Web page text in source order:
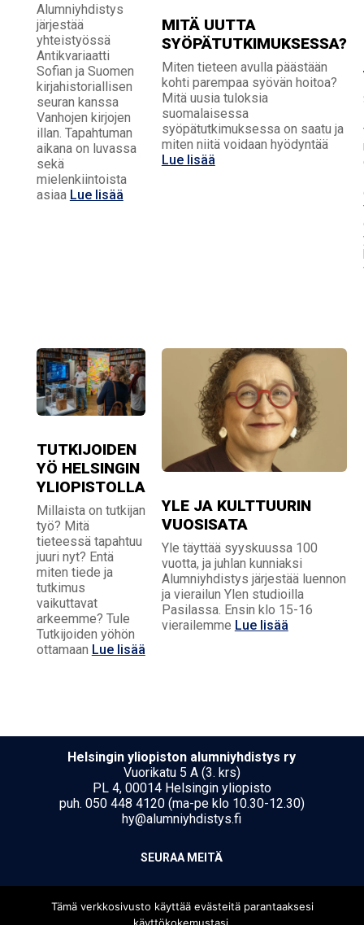
Alumniyhdistys
järjestää
yhteistyössä
Antikvariaatti
Sofian ja Suomen
kirjahistoriallisen
seuran kanssa
Vanhojen kirjojen
illan. Tapahtuman
aikana on luvassa
sekä
mielenkiintoista
asiaa Lue lisää
MITÄ UUTTA
SYÖPÄTUTKIMUKSESSA?
Miten tieteen avulla päästään
kohti parempaa syövän hoitoa?
Mitä uusia tuloksia
suomalaisessa
syöpätutkimuksessa on saatu ja
miten niitä voidaan hyödyntää
Lue lisää
TUTKIJOIDEN
YÖ HELSINGIN
YLIOPISTOLLA
Millaista on tutkijan
työ? Mitä
tieteessä tapahtuu
juuri nyt? Entä
miten tiede ja
tutkimus
vaikuttavat
arkeemme? Tule
Tutkijoiden yöhön
ottamaan Lue lisää
YLE JA KULTTUURIN
VUOSISATA
Yle täyttää syyskuussa 100
vuotta, ja juhlan kunniaksi
Alumniyhdistys järjestää luennon
ja vierailun Ylen studioilla
Pasilassa. Ensin klo 15-16
vierailemme Lue lisää
Hel­sin­gin yli­opis­ton alumniyhdistys ry
Vuorikatu 5 A (3. krs)
PL 4, 00014 Helsingin yliopisto
puh. 050 448 4120 (ma-pe klo 10.30-12.30)
hy@alumniyhdistys.fi
SEU­RAA MEI­TÄ
Tämä verkkosivusto käyttää evästeitä parantaaksesi